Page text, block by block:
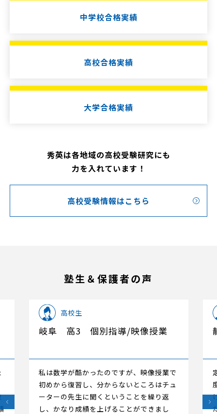
中学校合格実績
高校合格実績
大学合格実績
秀英は各地域の高校受験研究にも
力を入れています！
高校受験情報はこちら
塾生＆保護者の声
高校生
岐阜 高3 個別指導/映像授業
私は数学が酷かったのですが、映像授業で
初めから復習し、分からないところはチュ
ーターの先生に聞くということを繰り返
し、かなり成績を上げることができまし